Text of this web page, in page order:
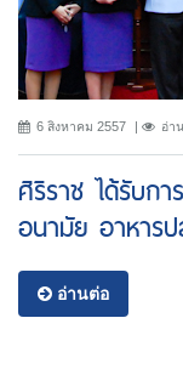
6 สิงหาคม 2557 อ่า
ศิริราช ได้รับก
อนามัย อาหารป
อ่านต่อ